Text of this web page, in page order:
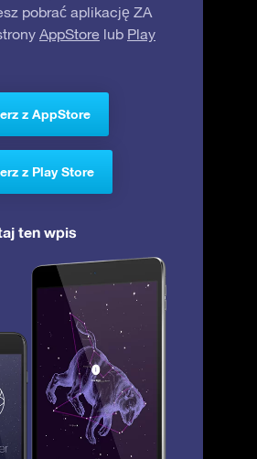
pobrać aplikację ZA
AppStore lub Play
z AppStore
z Play Store
ten wpis